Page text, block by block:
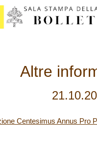
Altre
Centesimus Annus Pro